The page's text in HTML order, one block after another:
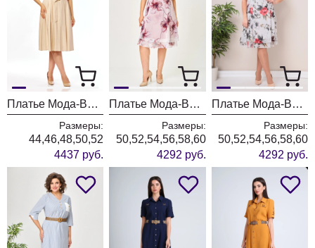
Платье Мода-Версаль 2662 сливочный
Размеры:
44,46,48,50,52
4437 руб.
Платье Мода-Версаль 2383/пудра
Размеры:
50,52,54,56,58,60
4292 руб.
Платье Мода-Версаль 2383 молоко
Размеры:
50,52,54,56,58,60
4292 руб.